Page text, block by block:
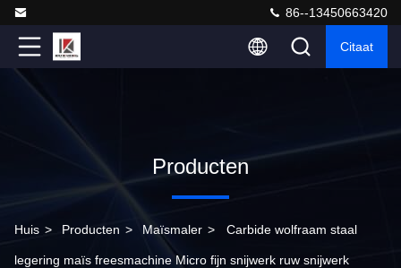
86--13450663420
Citaat
Producten
Huis > Producten > Maïsmaler > Carbide wolfraam staal
legering maïs freesmachine Micro fijn snijwerk ruw snijwerk